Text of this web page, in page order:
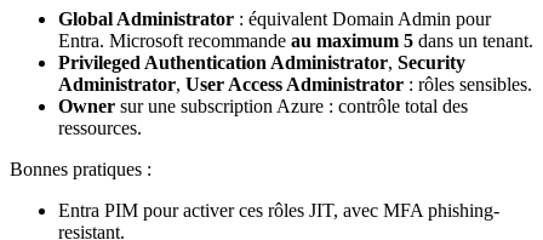
Global Administrator : équivalent Domain Admin pour
Entra. Microsoft recommande au maximum 5 dans un tenant.
Privileged Authentication Administrator, Security
Administrator, User Access Administrator : rôles sensibles.
Owner sur une subscription Azure : contrôle total des
ressources.
Bonnes pratiques :
Entra PIM pour activer ces rôles JIT, avec MFA phishing-
resistant.